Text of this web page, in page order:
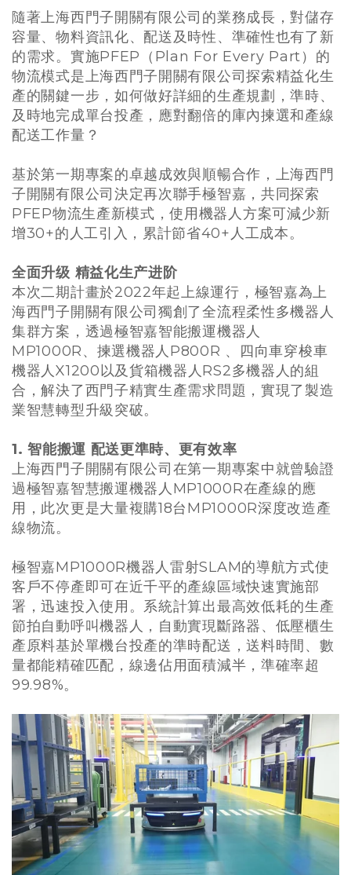
隨著上海西門子開關有限公司的業務成長，對儲存
容量、物料資訊化、配​​送及時性、準確性也有了新
的需求。實施PFEP（Plan For Every Part）的
物流模式是上海西門子開關有限公司探索精益化生
產的關鍵一步，如何做好詳細的生產規劃，準時、
及時地完成單台投產，應對翻倍的庫內揀選和產線
配送工作量？
基於第一期專案的卓越成效與順暢合作，上海西門
子開關有限公司決定再次聯手極智嘉，共同探索
PFEP物流生產新模式，使用機器人方案可減少新
增30+的人工引入，累計節省40+人工成本。
全面升级 精益化生产进阶
本次二期計畫於2022年起上線運行，極智嘉為上
海西門子開關有限公司獨創了全流程柔性多機器人
集群方案，透過極智嘉智能搬運機器人
MP1000R、揀選機器人P800R 、四向車穿梭車
機器人X1200以及貨箱機器人RS2多機器人的組
合，解決了西門子精實生產需求問題，實現了製造
業智慧轉型升級突破。
1. 智能搬運 配送更準時、更有效率
上海西門子開關有限公司在第一期專案中就曾驗證
過極智嘉智慧搬運機器人MP1000R在產線的應
用，此次更是大量複購18台MP1000R深度改造產
線物流。
極智嘉MP1000R機器人雷射SLAM的導航方式使
客戶不停產即可在近千平的產線區域快速實施部
署，迅速投入使用。系統計算出最高效低耗的生產
節拍自動呼叫機器人，自動實現斷路器、低壓櫃生
產原料基於單機台投產的準時配送，送料時間、數
量都能精確匹配，線邊佔用面積減半，準確率超
99.98%。